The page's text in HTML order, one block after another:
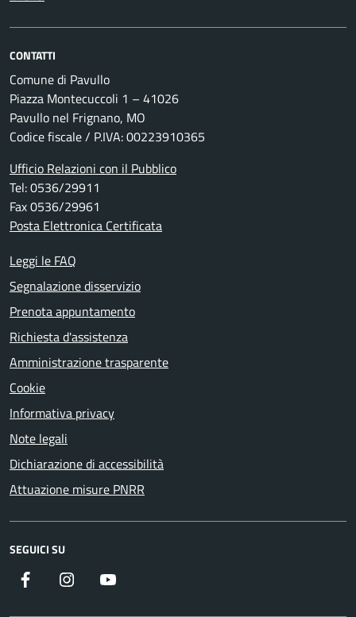
CONTATTI
Comune di Pavullo
Piazza Montecuccoli 1 – 41026
Pavullo nel Frignano, MO
Codice fiscale / P.IVA: 00223910365
Ufficio Relazioni con il Pubblico
Tel: 0536/29911
Fax 0536/29961
Posta Elettronica Certificata
Leggi le FAQ
Segnalazione disservizio
Prenota appuntamento
Richiesta d'assistenza
Amministrazione trasparente
Cookie
Informativa privacy
Note legali
Dichiarazione di accessibilità
Attuazione misure PNRR
SEGUICI SU
Facebook Instagram